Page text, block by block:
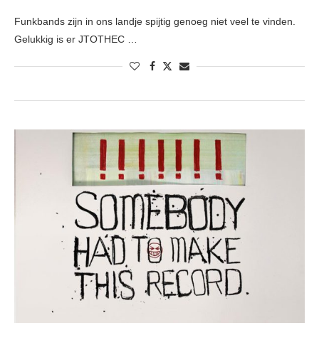
Funkbands zijn in ons landje spijtig genoeg niet veel te vinden.
Gelukkig is er JTOTHEC …